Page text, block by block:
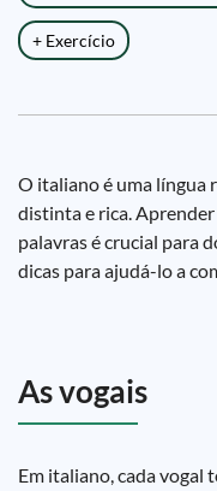
+ Exercício
O italiano é uma língua
distinta e rica.
palavras é crucial para
dicas para ajudá-lo a
As vogais
Em italiano, cada vogal